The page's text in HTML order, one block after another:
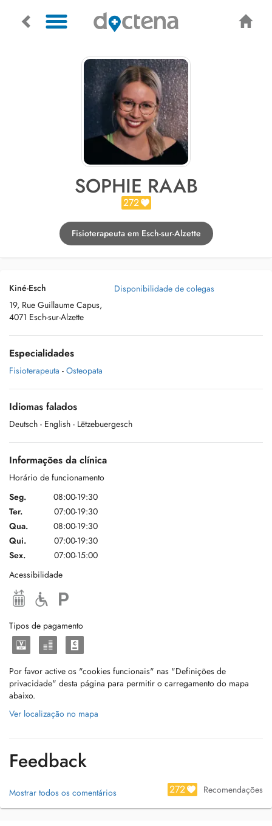
SOPHIE RAAB
272
Fisioterapeuta em Esch-sur-Alzette
Kiné-Esch
19, Rue Guillaume Capus,
4071 Esch-sur-Alzette
Disponibilidade de colegas
Especialidades
Fisioterapeuta - Osteopata
Idiomas falados
Deutsch - English - Lëtzebuergesch
Informações da clínica
Horário de funcionamento
Seg.
08:00-19:30
Ter.
07:00-19:30
Qua.
08:00-19:30
Qui.
07:00-19:30
Sex.
07:00-15:00
Acessibilidade
Tipos de pagamento
Por favor active os "cookies funcionais" nas "Definições de
privacidade" desta página para permitir o carregamento do mapa
abaixo.
Ver localização no mapa
Feedback
Mostrar todos os comentários 272 Recomendações